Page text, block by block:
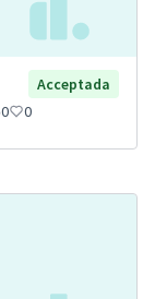
Acceptada
0 0